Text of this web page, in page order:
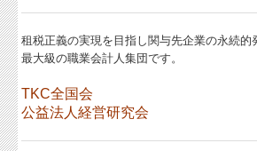
Q&A経営相談
税務カレンダー
租税正義の実現を目指し関与先企業の永続的
最大級の職業会計人集団です。
TKC全国会
公益法人経営研究会